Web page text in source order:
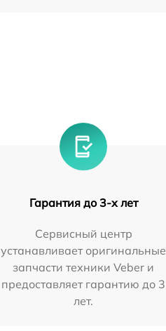
Гарантия до 3-х лет
Сервисный центр
устанавливает оригинальные
запчасти техники Veber и
предоставляет гарантию до 3
лет.